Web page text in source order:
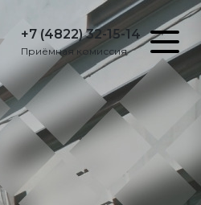
+7 (4822) 32-15-14
Приёмная комиссия